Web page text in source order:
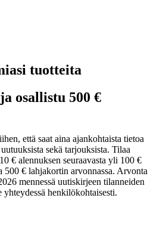
tuotteita
osallistu 500 €
että saat aina ajankohtaista tietoa
sekä tarjouksista. Tilaa
€ alennuksen seuraavasta yli 100 €
500 € lahjakortin arvonnassa. Arvonta
mennessä uutiskirjeen tilanneiden
henkilökohtaisesti.